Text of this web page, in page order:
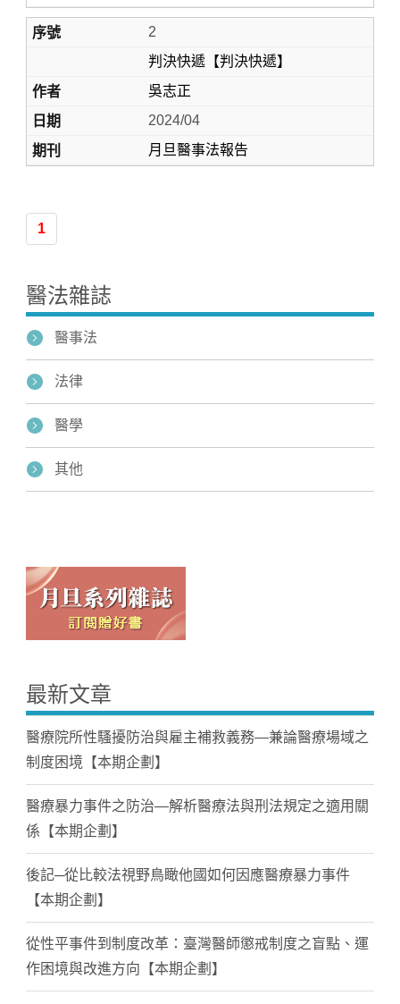
Home
2
判決快遞【判決快遞】
吳志正
2024/04
月旦醫事法報告
1
醫法雜誌
醫事法
法律
醫學
其他
最新文章
醫療院所性騷擾防治與雇主補救義務—兼論醫療場域之
制度困境【本期企劃】
醫療暴力事件之防治—解析醫療法與刑法規定之適用關
係【本期企劃】
後記─從比較法視野鳥瞰他國如何因應醫療暴力事件
【本期企劃】
從性平事件到制度改革：臺灣醫師懲戒制度之盲點、運
作困境與改進方向【本期企劃】